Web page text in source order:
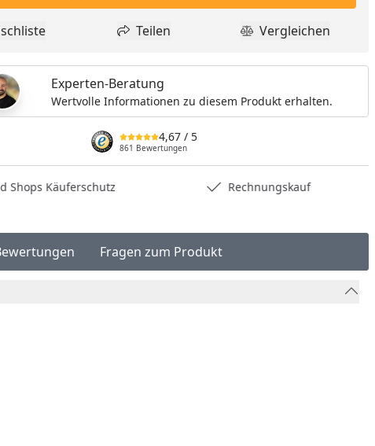
Produkt zur Wunschliste hinzufügen
Teilen
Teilen Produkt
Vergleichen
Experten-Beratung
Wertvolle Informationen zu diesem Produkt erhalten.
4,67 / 5
861 Bewertungen
Shops Käuferschutz Rechnungskauf
Fragen zum Produkt